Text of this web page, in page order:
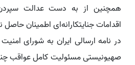
همچنین از به دست عدالت
اقدامات جنایتکارانه‌ای اطمینان حاصل
در نامه ارسالی ایران به شورای
صهیونیستی مسئولیت کامل عواقب